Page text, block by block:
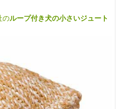
のループ付き犬の小さいジュート